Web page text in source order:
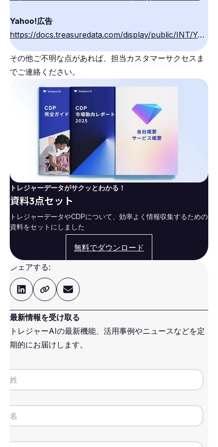
Yahoo!広告
https://docs.treasuredata.com/display/public/INT/Yahoo%21+Ads+Conversion+Export+Integration
その他ご不明な点があれば、担当カスタマーサクセスま
でご連絡ください。
トレジャーデータがサクッとわかる！
資料3点セット
トレジャーデータやCDPについて、効率よく情報収集するための
資料をセットにしました
無料でダウンロード
シェアする:
最新情報を受け取る
トレジャーAIの最新機能、活用事例やニュースなどを定
期的にお届けします。